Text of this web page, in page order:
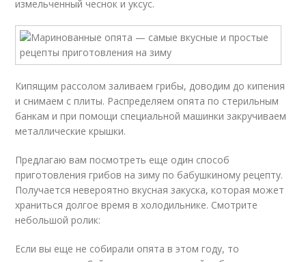
измельченный чеснок и уксус.
Кипящим рассолом заливаем грибы, доводим до кипения
и снимаем с плиты. Распределяем опята по стерильным
банкам и при помощи специальной машинки закручиваем
металлические крышки.
Предлагаю вам посмотреть еще один способ
приготовления грибов на зиму по бабушкиному рецепту.
Получается невероятно вкусная закуска, которая может
храниться долгое время в холодильнике. Смотрите
небольшой ролик:
Если вы еще не собирали опята в этом году, то